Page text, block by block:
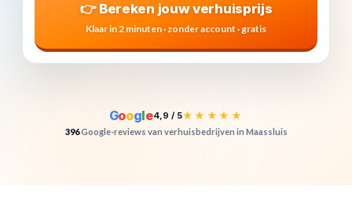
👉 Bereken jouw verhuisprijs
Klaar in 2 minuten · zonder account · gratis
Google4,9 / 5★★★★★
396Google-reviews van verhuisbedrijven in Maassluis